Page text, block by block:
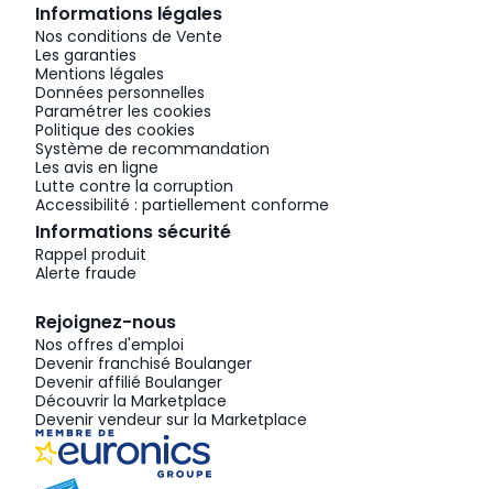
Informations légales
Nos conditions de Vente
Les garanties
Mentions légales
Données personnelles
Paramétrer les cookies
Politique des cookies
Système de recommandation
Les avis en ligne
Lutte contre la corruption
Accessibilité : partiellement conforme
Informations sécurité
Rappel produit
Alerte fraude
Rejoignez-nous
Nos offres d'emploi
Devenir franchisé Boulanger
Devenir affilié Boulanger
Découvrir la Marketplace
Devenir vendeur sur la Marketplace